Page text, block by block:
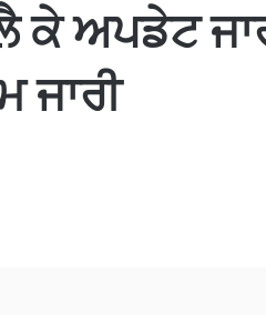
ਕੇ ਅਪਡੇਟ